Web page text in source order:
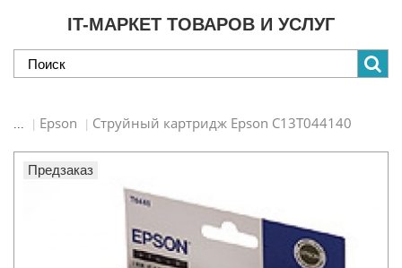
IT-МАРКЕТ ТОВАРОВ И УСЛУГ
... Epson Струйный картридж Epson C13T044140
Предзаказ